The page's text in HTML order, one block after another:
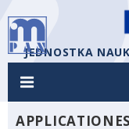
JEDNOSTKA